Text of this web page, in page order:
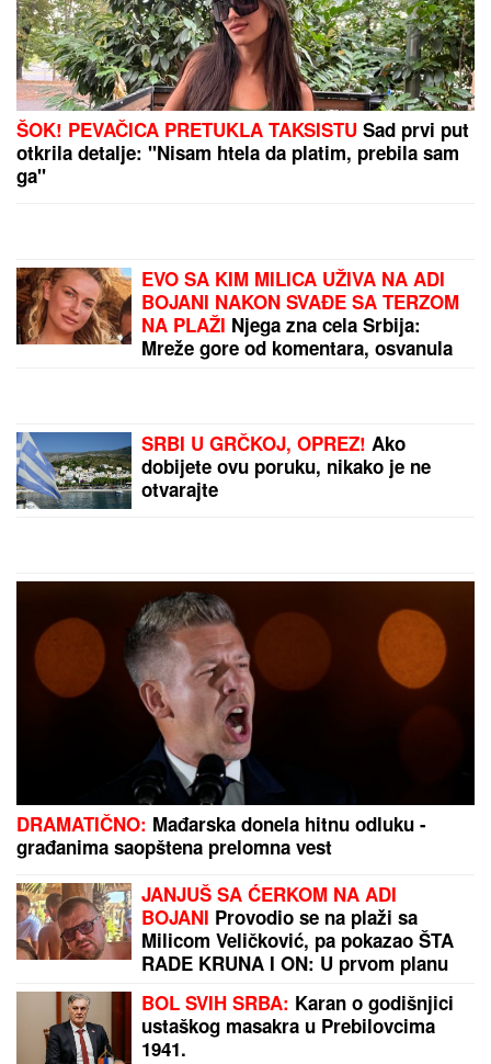
ŠOK! PEVAČICA PRETUKLA TAKSISTU Sad prvi put
otkrila detalje: "Nisam htela da platim, prebila sam
ga"
EVO SA KIM MILICA UŽIVA NA ADI
BOJANI NAKON SVAĐE SA TERZOM
NA PLAŽI Njega zna cela Srbija:
Mreže gore od komentara, osvanula
SRBI U GRČKOJ, OPREZ! Ako
dobijete ovu poruku, nikako je ne
otvarajte
DRAMATIČNO: Mađarska donela hitnu odluku -
građanima saopštena prelomna vest
JANJUŠ SA ĆERKOM NA ADI
BOJANI Provodio se na plaži sa
Milicom Veličković, pa pokazao ŠTA
RADE KRUNA I ON: U prvom planu
(FOTO)
BOL SVIH SRBA: Karan o godišnjici
ustaškog masakra u Prebilovcima
1941.